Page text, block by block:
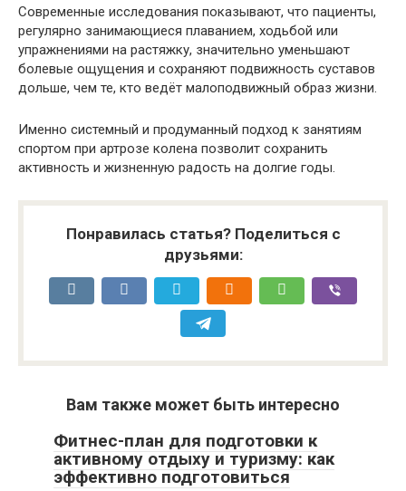
Современные исследования показывают, что пациенты,
регулярно занимающиеся плаванием, ходьбой или
упражнениями на растяжку, значительно уменьшают
болевые ощущения и сохраняют подвижность суставов
дольше, чем те, кто ведёт малоподвижный образ жизни.
Именно системный и продуманный подход к занятиям
спортом при артрозе колена позволит сохранить
активность и жизненную радость на долгие годы.
Понравилась статья? Поделиться с
друзьями:
Вам также может быть интересно
Фитнес-план для подготовки к
активному отдыху и туризму: как
эффективно подготовиться